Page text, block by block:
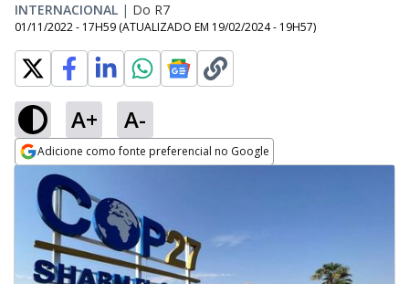
INTERNACIONAL | Do R7
01/11/2022 - 17H59 (ATUALIZADO EM 19/02/2024 - 19H57)
A+ A-
Adicione como fonte preferencial no Google
Opens in new window